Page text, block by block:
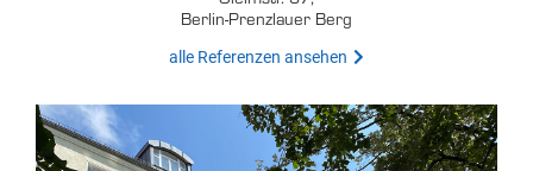
Berlin-Prenzlauer Berg
alle Referenzen ansehen